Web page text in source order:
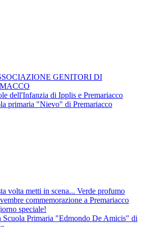
GENITORI DI
dell'Infanzia di Ipplis e Premariacco
primaria "Nievo" di Premariacco
volta metti in scena... Verde profumo
commemorazione a Premariacco
speciale!
Scuola Primaria "Edmondo De Amicis" di